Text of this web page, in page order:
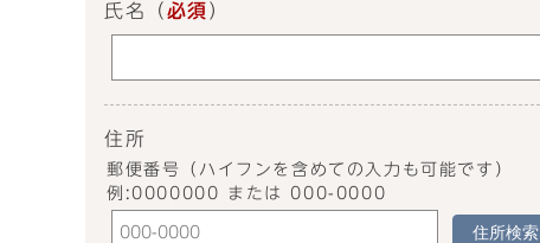
氏名 （ 必須 ）
住所
郵便番号（ハイフンを含めての入力も可能です）
例:0000000 または 000-0000
住所検索